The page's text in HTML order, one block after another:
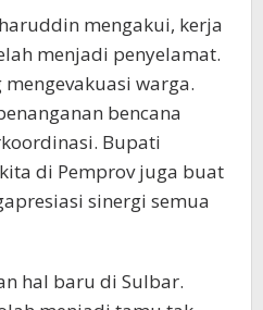
mengakui, kerja
menjadi penyelamat.
warga.
bencana
Bupati
di Pemprov juga buat
sinergi semua
hal baru di Sulbar.